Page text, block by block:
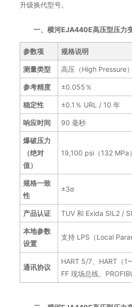
升级换代型号。
一、横河EJA440E高压型压力
参数项 规格说明
测量类型 高压（High Pressure）
参考精度 ±0.055％
稳定性 ±0.1％ URL / 10 年
响应时间 90 毫秒
爆破压力
（绝对
值）
19,100 psi（132 MPa）
规格一致
性
±3σ
产品认证 TUV 和 Exida SIL2 /
本地参数
设置
支持 LPS（Local
通讯协议
HART 5/7、HART（
FF 现场总线、